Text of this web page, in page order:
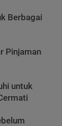
Berbagai
Pinjaman
untuk